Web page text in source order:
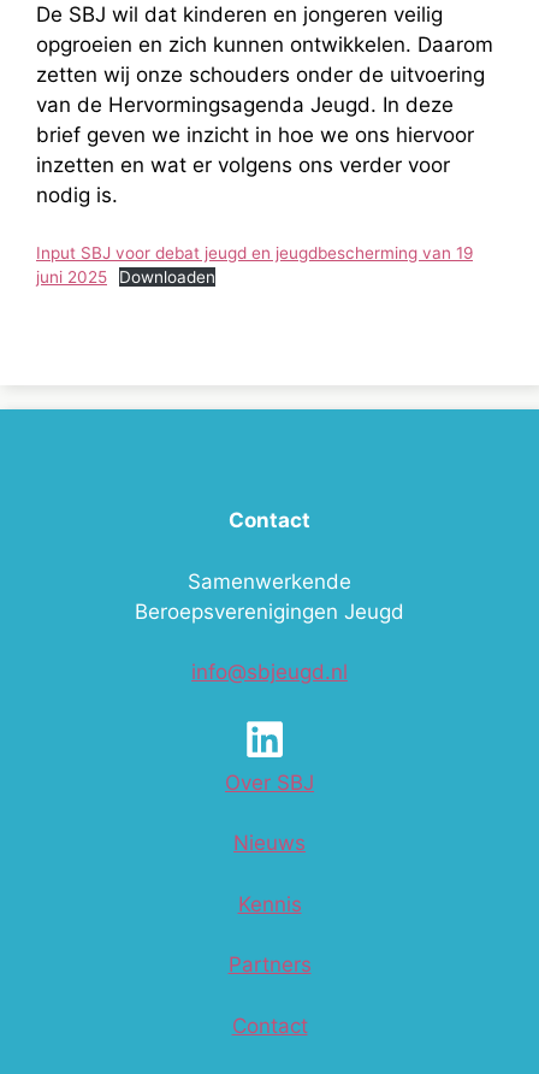
De SBJ wil dat kinderen en jongeren veilig
opgroeien en zich kunnen ontwikkelen. Daarom
zetten wij onze schouders onder de uitvoering
van de Hervormingsagenda Jeugd. In deze
brief geven we inzicht in hoe we ons hiervoor
inzetten en wat er volgens ons verder voor
nodig is.
Input SBJ voor debat jeugd en jeugdbescherming van 19
juni 2025
Downloaden
Contact
Samenwerkende
Beroepsverenigingen Jeugd
info@sbjeugd.nl
Over SBJ
Nieuws
Kennis
Partners
Contact